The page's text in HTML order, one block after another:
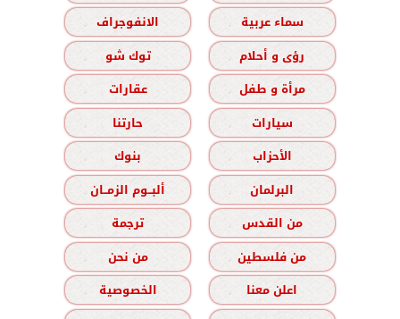
سماء عربية
الانفوجراف
رؤى و أحلام
توك شو
مرأة و طفل
عقارات
سيارات
حارتنا
الأحزاب
بنوك
البرلمان
ألبــوم الزمــان
من القدس
ترجمة
من فلسطين
من نحن
اعلن معنا
الخصوصية